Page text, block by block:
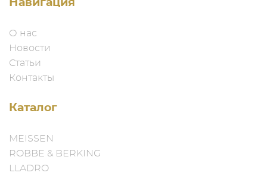
Навигация
О нас
Новости
Статьи
Контакты
Каталог
MEISSEN
ROBBE & BERKING
LLADRO